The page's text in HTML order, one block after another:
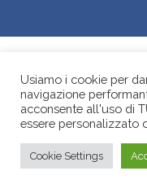
Usiamo i cookie per
navigazione
acconsente all'uso di
essere personalizzato
Cookie Settings